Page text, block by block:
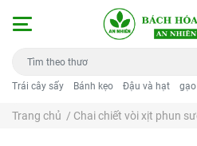
Trái cây sấy Bánh kẹo Đậu và hạt
Trang chủ / Chai chiết vòi xịt phun